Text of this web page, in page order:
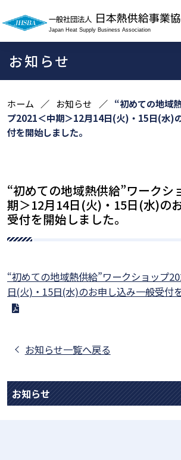
一般社団法人 日本熱供給事業
Japan Heat Supply Business Association
お知らせ
ホーム お知らせ
“初めての地域
プ2021＜中期＞12月14日(火)・15日(水)
付を開始しました。
“初めての地域熱供給”ワークシ
期＞12月14日(火)・15日(水)の
受付を開始しました。
“初めての地域熱供給”ワークショップ
日(火)・15日(水)のお申し込み一般受付
お知らせ一覧へ戻る
お知らせ